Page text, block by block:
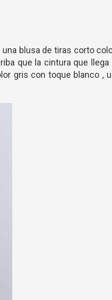
blusa de tiras corto
que la cintura que llega
gris con toque blanco ,